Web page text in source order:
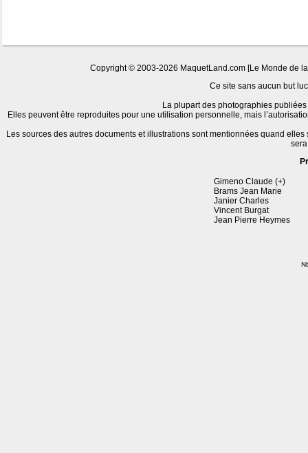
Copyright © 2003-2026 MaquetLand.com [Le Monde de
Ce site sans aucun but
La plupart des photographies
Elles peuvent être reproduites pour une utilisation personnelle, mais
Les sources des autres documents et illustrations sont mentionnées quand
Gimeno Claude (+)
Brams Jean Marie
Janier Charles
Vincent Burgat
Jean Pierre Heymes